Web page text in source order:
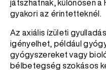
játszhatnak, különösen a
gyakori az érintetteknél.
Az axiális ízületi
igényelhet, például
gyógyszereket vagy
bélbetegség szokásos